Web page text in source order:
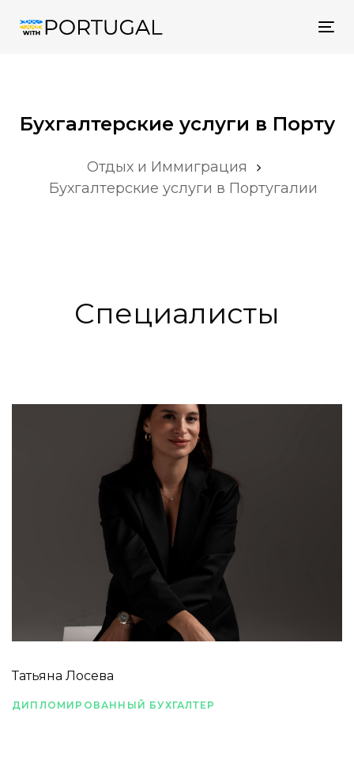
Бухгалтерские услуги в Порту
Отдых и Иммиграция
Бухгалтерские услуги в Португалии
Специалисты
Татьяна Лосева
ДИПЛОМИРОВАННЫЙ БУХГАЛТЕР